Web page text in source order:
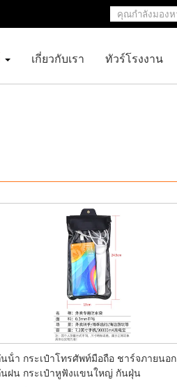
เกี่ยวกับเรา ทัวร์โรงงาน
น้ํา กระเป๋าโทรศัพท์มือถือ ชาร์จภายนอก
นฝน กระเป๋าหูฟังแขนใหญ่ กันฝุ่น